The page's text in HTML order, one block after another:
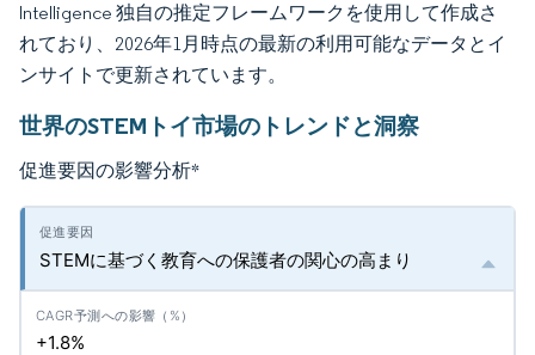
Intelligence 独自の推定フレームワークを使用して作成さ
れており、2026年1月時点の最新の利用可能なデータとイ
ンサイトで更新されています。
世界のSTEMトイ市場のトレンドと洞察
促進要因の影響分析*
STEMに基づく教育への保護者の関心の高まり
+1.8%